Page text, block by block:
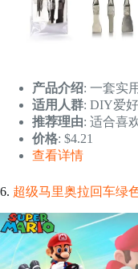
产品介绍: 一套实
适用人群: DIY爱
推荐理由: 适合喜
价格: $4.21
查看详情
6. 超级马里奥拉回车绿